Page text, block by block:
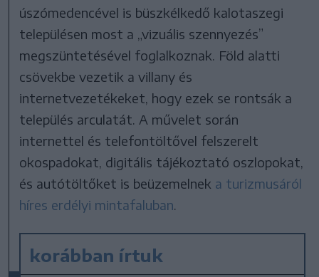
úszómedencével is büszkélkedő kalotaszegi
településen most a „vizuális szennyezés”
megszüntetésével foglalkoznak. Föld alatti
csövekbe vezetik a villany és
internetvezetékeket, hogy ezek se rontsák a
település arculatát. A művelet során
internettel és telefontöltővel felszerelt
okospadokat, digitális tájékoztató oszlopokat,
és autótöltőket is beüzemelnek a turizmusáról
híres erdélyi mintafaluban.
korábban írtuk